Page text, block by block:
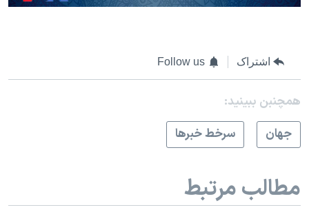
اشتراک Follow us
همچنبن ببینید:
جهان
سرخط خبرها
مطالب مرتبط